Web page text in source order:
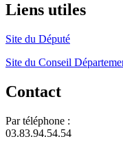
Liens utiles
Site du Député
Site du Conseil
Contact
Par téléphone :
03.83.94.54.54